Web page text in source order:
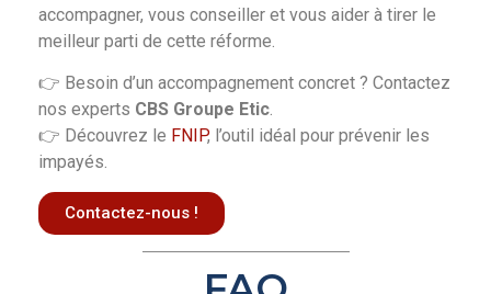
accompagner, vous conseiller et vous aider à tirer le
meilleur parti de cette réforme.
👉 Besoin d’un accompagnement concret ? Contactez
nos experts CBS Groupe Etic.
👉 Découvrez le FNIP, l’outil idéal pour prévenir les
impayés.
Contactez-nous !